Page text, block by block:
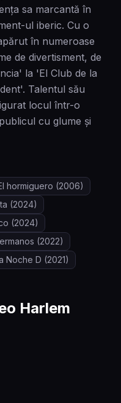
sa marcantă în
ul iberic. Cu o
în numeroase
de divertisment, de
la 'El Club de la
Talentul său
locul într-o
cu glume și
hormiguero (2006)
(2024)
(2024)
(2022)
Noche D (2021)
Harlem